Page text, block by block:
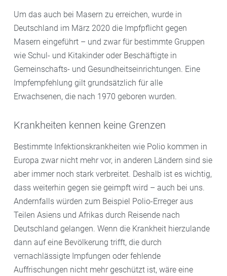
Um das auch bei Masern zu erreichen, wurde in
Deutschland im März 2020 die Impfpflicht gegen
Masern eingeführt – und zwar für bestimmte Gruppen
wie Schul- und Kitakinder oder Beschäftigte in
Gemeinschafts- und Gesundheitseinrichtungen. Eine
Impfempfehlung gilt grundsätzlich für alle
Erwachsenen, die nach 1970 geboren wurden.
Krankheiten kennen keine Grenzen
Bestimmte Infektionskrankheiten wie Polio kommen in
Europa zwar nicht mehr vor, in anderen Ländern sind sie
aber immer noch stark verbreitet. Deshalb ist es wichtig,
dass weiterhin gegen sie geimpft wird – auch bei uns.
Andernfalls würden zum Beispiel Polio-Erreger aus
Teilen Asiens und Afrikas durch Reisende nach
Deutschland gelangen. Wenn die Krankheit hierzulande
dann auf eine Bevölkerung trifft, die durch
vernachlässigte Impfungen oder fehlende
Auffrischungen nicht mehr geschützt ist, wäre eine